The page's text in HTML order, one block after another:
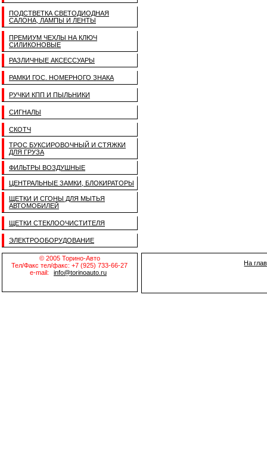
ПОДСТВЕТКА СВЕТОДИОДНАЯ
САЛОНА, ЛАМПЫ И ЛЕНТЫ
ПРЕМИУМ ЧЕХЛЫ НА КЛЮЧ
СИЛИКОНОВЫЕ
РАЗЛИЧНЫЕ АКСЕССУАРЫ
РАМКИ ГОС. НОМЕРНОГО ЗНАКА
РУЧКИ КПП И ПЫЛЬНИКИ
СИГНАЛЫ
СКОТЧ
ТРОС БУКСИРОВОЧНЫЙ И СТЯЖКИ
ДЛЯ ГРУЗА
ФИЛЬТРЫ ВОЗДУШНЫЕ
ЦЕНТРАЛЬНЫЕ ЗАМКИ, БЛОКИРАТОРЫ
ЩЕТКИ И СГОНЫ ДЛЯ МЫТЬЯ
АВТОМОБИЛЕЙ
ЩЕТКИ СТЕКЛООЧИСТИТЕЛЯ
ЭЛЕКТРООБОРУДОВАНИЕ
© 2005 Торино-Авто
Тел/Факс тел/факс: +7 (925) 733-66-27
e-mail:
info@torinoauto.ru
На